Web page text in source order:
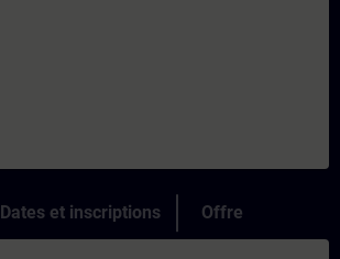
Dates et inscriptions Offre